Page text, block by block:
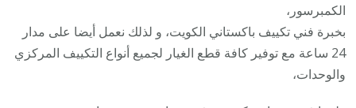
الكمبرسور،
بخبرة فني تكييف باكستاني الكويت، و لذلك نعمل أيضا على مدار
24 ساعة مع توفير كافة قطع الغيار لجميع أنواع التكييف المركزي
والوحدات،